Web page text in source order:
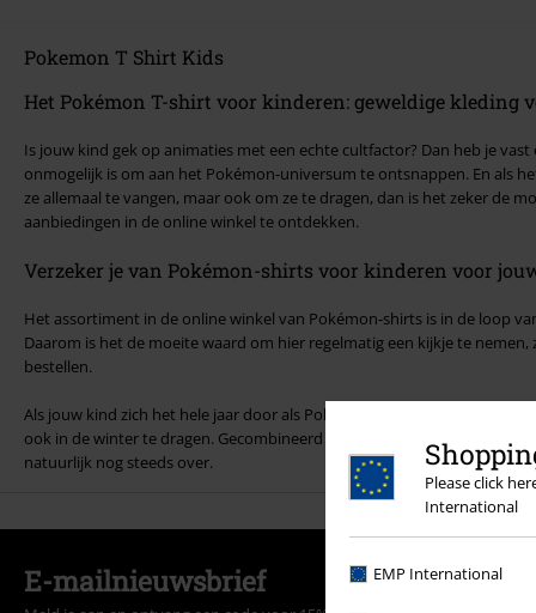
Please click
International
EMP International
Pokemon T Shirt Kids
Het Pokémon T-shirt voor kinderen: geweldige kleding
Is jouw kind gek op animaties met een echte cultfactor? Dan heb je
onmogelijk is om aan het Pokémon-universum te ontsnappen. En als
ze allemaal te vangen, maar ook om ze te dragen, dan is het zeker de
aanbiedingen in de online winkel te ontdekken.
Verzeker je van Pokémon-shirts voor kinderen voor
Het assortiment in de online winkel van Pokémon-shirts is in de loop
Daarom is het de moeite waard om hier regelmatig een kijkje te
bestellen.
Als jouw kind zich het hele jaar door als Pokémon Trainer ziet, is het
ook in de winter te dragen. Gecombineerd met een hoodie komt de
natuurlijk nog steeds over.
E-mailnieuwsbrief